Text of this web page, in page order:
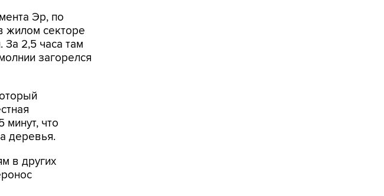
Эр, по
жилом секторе
2,5 часа там
загорелся
минут, что
деревья.
в других